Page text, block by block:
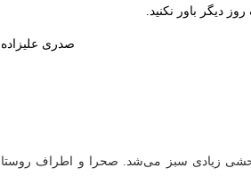
دیگر باور نکنید.
صدری علیزاده
زیادی سبز می‌شد. صحرا و اطراف روستا